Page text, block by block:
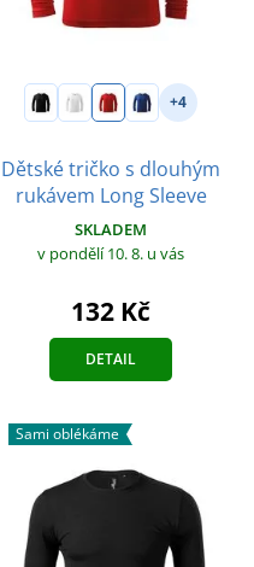
+4
Dětské tričko s dlouhým
rukávem Long Sleeve
SKLADEM
v pondělí 10. 8. u vás
132 Kč
DETAIL
Sami oblékáme